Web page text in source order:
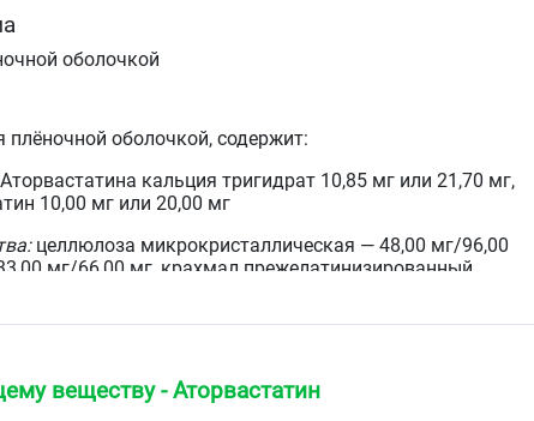
оболочкой
плёночной оболочкой, содержит:
кальция тригидрат 10,85 мг или 21,70 мг,
10,00 мг или 20,00 мг
целлюлоза микрокристаллическая — 48,00 мг/96,00
мг/66,00 мг, крахмал прежелатинизированный
лактозы моногидрат (сахар молочный) — 23,85
II (серия 85) (поливиниловый спирт — 2,40 мг/4,80
мг/3,00 мг, макрогол (полиэтиленгликоль) — 1,21
веществу - Аторвастатин